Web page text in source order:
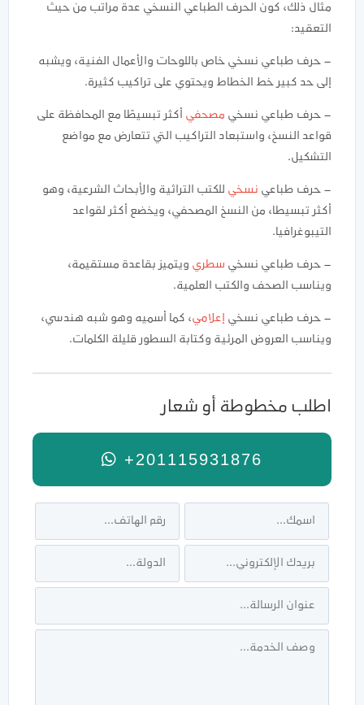
مثال ذلك، كون الحرف الطباعي النسخي عدة مراتب من حيث
التعقيد:
– حرف طباعي نسخي خاص باللوحات والأعمال الفنية، ويشبه
إلى حد كبير خط الخطاط ويحتوي على تراكيب كثيرة.
– حرف طباعي نسخي مصحفي أكثر تبسيطًا مع المحافظة على
قواعد النسخ، واستبعاد التراكيب التي تتعارض مع مواضع
التشكيل.
– حرف طباعي نسخي للكتب التراثية والأبحاث الشرعية، وهو
أكثر تبسيطا، من النسخ المصحفي، ويخضع أكثر لقواعد
التيبوغرافيا.
– حرف طباعي نسخي سطري ويتميز بقاعدة مستقيمة،
ويناسب الصحف والكتب العلمية.
– حرف طباعي نسخي إعلامي، كما أسميه وهو شبه هندسي،
ويناسب العروض المرئية وكتابة السطور قليلة الكلمات.
اطلب مخطوطة أو شعار
+201115931876